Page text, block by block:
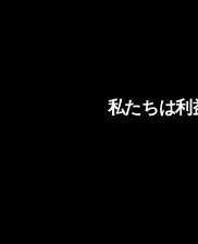
私たちは利